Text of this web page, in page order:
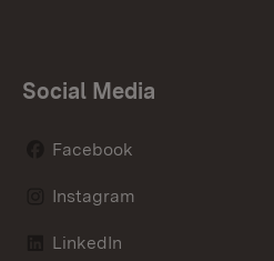
Social Media
Facebook
Instagram
LinkedIn